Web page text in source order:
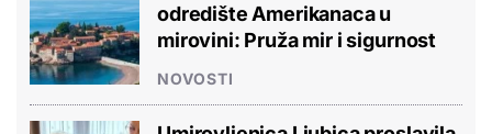
odredište Amerikanaca u
mirovini: Pruža mir i sigurnost
NOVOSTI